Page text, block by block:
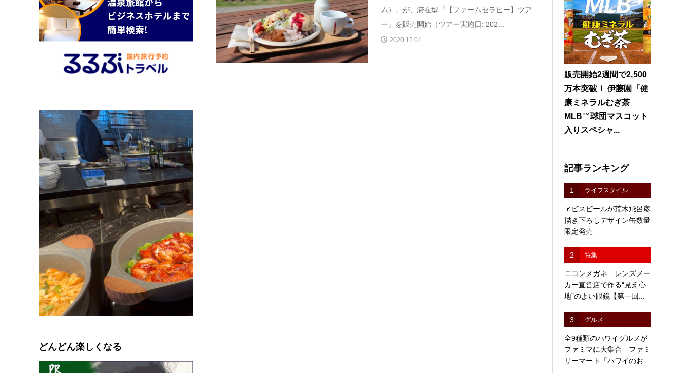
ム）」が、滞在型『【ファームセラピー】ツア
ー』を販売開始（ツアー実施日: 202...
2020.12.04
販売開始2週間で2,500
万本突破！ 伊藤園「健
康ミネラルむぎ茶
MLB™球団マスコット
入りスペシャ...
記事ランキング
1 ライフスタイル
ヱビスビールが荒木飛呂彦
描き下ろしデザイン缶数量
限定発売
2 特集
ニコンメガネ レンズメー
カー直営店で作る“見え心
地”のよい眼鏡【第一回...
3 グルメ
全9種類のハワイグルメが
ファミマに大集合 ファミ
リーマート「ハワイのお...
どんどん楽しくなる